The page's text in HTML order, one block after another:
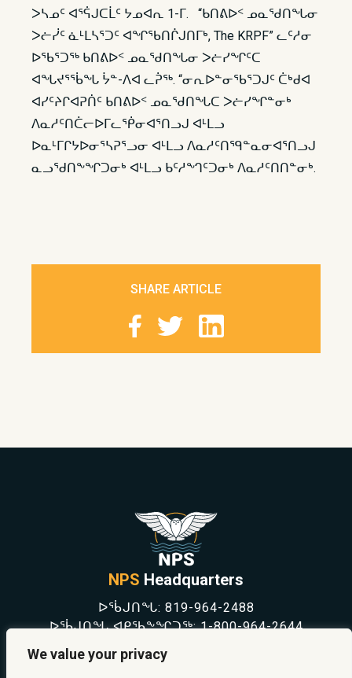
We value your privacy
ᐳᓴᓄᑦ ᐊᕐᕌᒍᑕᒫᑦ ᔭᓄᐊᕆ 1-ᒥ. “ᑲᑎᕕᐅᑉ ᓄᓇᖁᑎᖓᓂ
ᐳᓖᓰᑦ ᓈᒻᒪᓴᕐᑐᑦ ᐊᖏᖃᑎᒌᒍᑎᒥᒃ, The KRPF” ᓚᑦᓱᓂ
ᐅᖃᕐᑐᖅ ᑲᑎᕕᐅᑉ ᓄᓇᖁᑎᖓᓂ ᐳᓖᓯᖏᑦᑕ
ᐊᖓᔪᕐᖄᖓ ᔮᓐ-ᐱᐊ ᓚᕉᖅ. “ᓂᕆᐅᓐᓂᖃᕐᑐᒍᑦ ᑖᒃᑯᐊ
ᐊᓯᑦᔨᒋᐊᕈᑏᑦ ᑲᑎᕕᐅᑉ ᓄᓇᖁᑎᖓᑕ ᐳᓖᓯᖏᓐᓂᒃ
ᐱᓇᓱᑦᑎᑖᓕᐅᒥᓚᖀᓂᐊᕐᑎᓗᒍ ᐊᒻᒪᓗ
ᐅᓇᒻᒥᒋᔭᐅᓂᕐᓴᕈᕐᓗᓂ ᐊᒻᒪᓗ ᐱᓇᓱᑦᑎᙯᓐᓇᓂᐊᕐᑎᓗᒍ
ᓇᓗᕐᑯᑎᖕᖏᑐᓂᒃ ᐊᒻᒪᓗ ᑲᑦᓱᙰᑦᑐᓂᒃ ᐱᓇᓱᑦᑎᑎᓐᓂᒃ.
SHARE ARTICLE
NPS Headquarters
ᐅᖄᒍᑎᖓ: 819-964-2488
ᐅᖄᒍᑎᖓ ᐊᑭᖃᖕᖏᑐᖅ:1-800-964-2644
SAFETY & PREVENTION